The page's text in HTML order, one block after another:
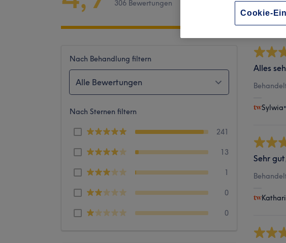
306 Bewertungen
Nach Behandlung filtern
Alle Bewertungen
Nach Sternen filtern
241
13
1
0
0
Alles
Sylwia•
Sehr
Cookie-